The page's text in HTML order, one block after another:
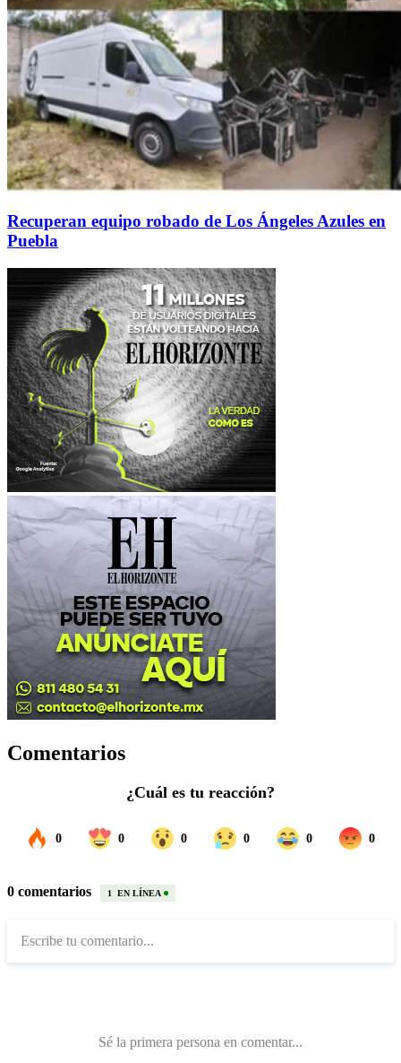
Recuperan equipo robado de Los Ángeles Azules en
Puebla
Comentarios